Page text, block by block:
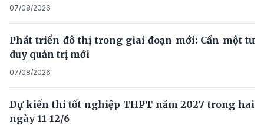
07/08/2026
Phát triển đô thị trong giai đoạn mới: Cần một tư
duy quản trị mới
07/08/2026
Dự kiến thi tốt nghiệp THPT năm 2027 trong hai
ngày 11-12/6